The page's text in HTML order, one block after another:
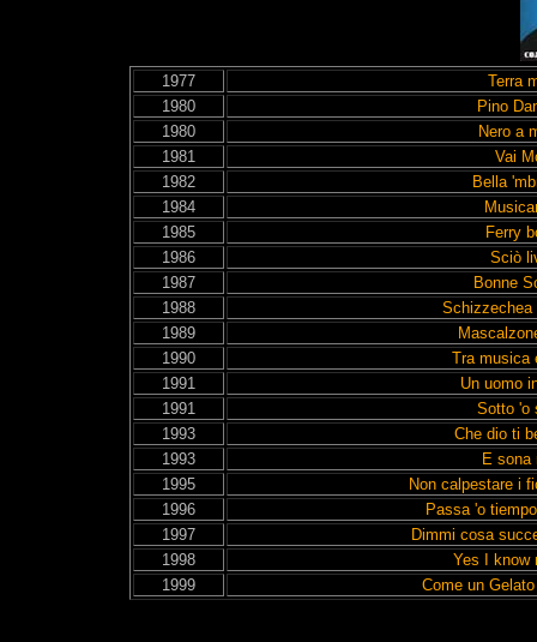
1977
Terra
1980
Pino
1980
Nero a
1981
Vai
1982
Bella
1984
1985
Ferry
1986
Sciò
1987
Bonne
1988
Schizzechea
1989
1990
Tra musica
1991
Un uomo
1991
Sotto 'o
1993
Che dio ti
1993
E sona
1995
Non calpestare i
1996
Passa 'o
1997
Dimmi cosa
1998
Yes I know
1999
Come un